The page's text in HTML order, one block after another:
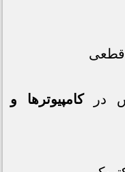
قطعی
درکامپیوترها و